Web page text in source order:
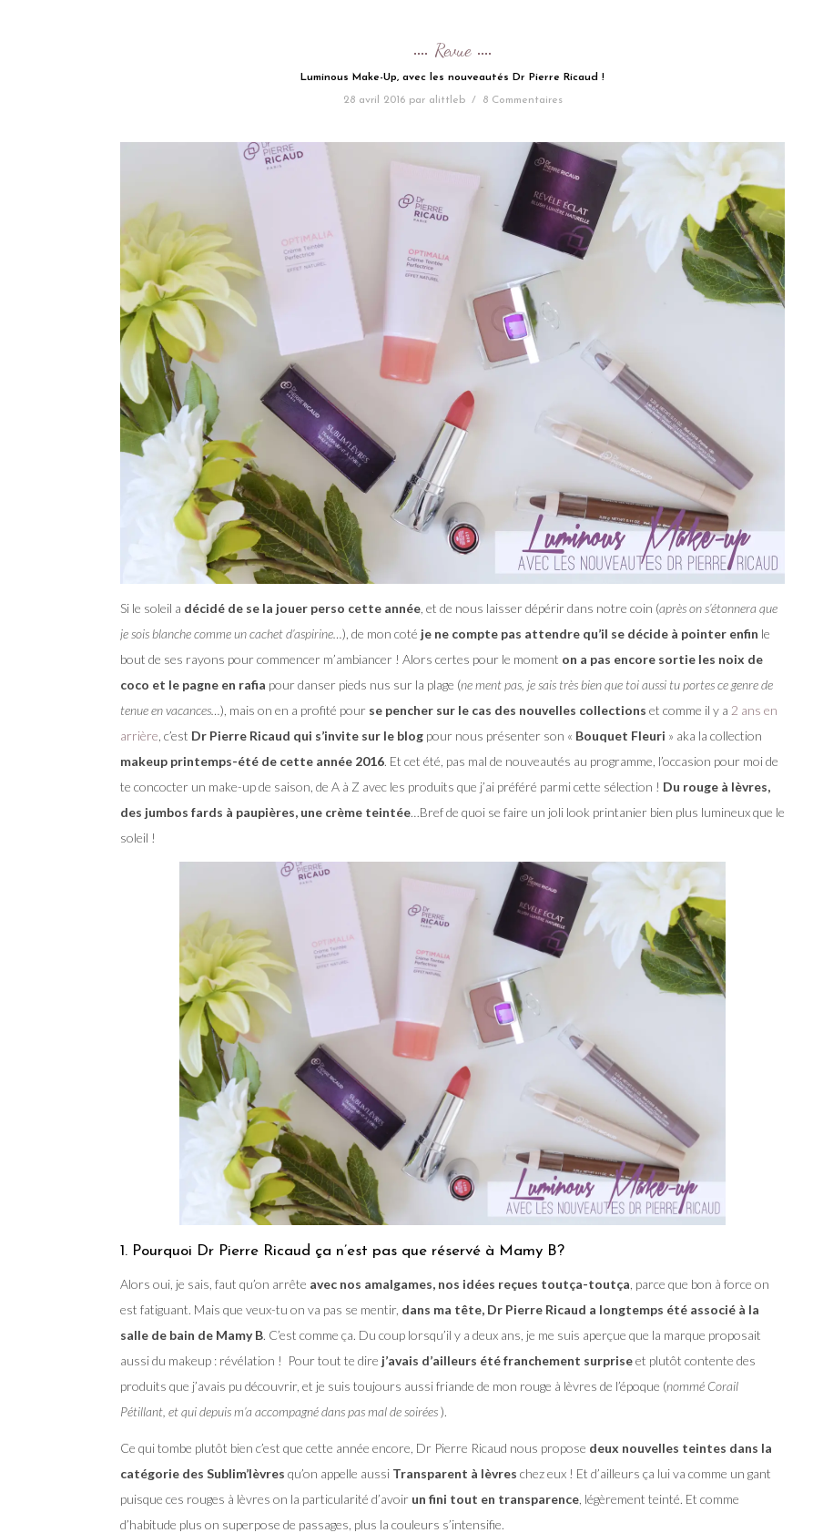
Revue
Luminous Make-Up, avec les nouveautés Dr Pierre Ricaud !
28 avril 2016 par alittleb / 8 Commentaires
Si le soleil a décidé de se la jouer perso cette année , et de nous laisser dépérir dans notre coin (après on s’étonnera que
je sois blanche comme un cachet d’aspirine…), de mon coté je ne compte pas attendre qu’il se décide à pointer enfin le
bout de ses rayons pour commencer m’ambiancer ! Alors certes pour le moment on a pas encore sortie les noix de
coco et le pagne en rafia pour danser pieds nus sur la plage (ne ment pas, je sais très bien que toi aussi tu portes ce genre de
tenue en vacances…), mais on en a profité pour se pencher sur le cas des nouvelles collections et comme il y a 2 ans en
arrière , c’est Dr Pierre Ricaud qui s’invite sur le blog pour nous présenter son « Bouquet Fleuri » aka la collection
makeup printemps-été de cette année 2016. Et cet été, pas mal de nouveautés au programme, l’occasion pour moi de
te concocter un make-up de saison, de A à Z avec les produits que j’ai préféré parmi cette sélection ! Du rouge à lèvres,
des jumbos fards à paupières, une crème teintée…Bref de quoi se faire un joli look printanier bien plus lumineux que le
soleil !
1. Pourquoi Dr Pierre Ricaud ça n’est pas que réservé à Mamy B?
Alors oui, je sais, faut qu’on arrête avec nos amalgames, nos idées reçues toutça-toutça , parce que bon à force on
est fatiguant. Mais que veux-tu on va pas se mentir, dans ma tête, Dr Pierre Ricaud a longtemps été associé à la
salle de bain de Mamy B. C’est comme ça. Du coup lorsqu’il y a deux ans, je me suis aperçue que la marque proposait
aussi du makeup : révélation ! Pour tout te dire j’avais d’ailleurs été franchement surpriseet plutôt contente des
produits que j’avais pu découvrir, et je suis toujours aussi friande de mon rouge à lèvres de l’époque (nommé Corail
Pétillant, et qui depuis m’a accompagné dans pas mal de soirées).
Ce qui tombe plutôt bien c’est que cette année encore, Dr Pierre Ricaud nous propose deux nouvelles teintes dans la
catégorie des Sublim’lèvres qu’on appelle aussi Transparent à lèvres chez eux ! Et d’ailleurs ça lui va comme un gant
puisque ces rouges à lèvres on la particularité d’avoir un fini tout en transparence , légèrement teinté. Et comme
d’habitude plus on superpose de passages, plus la couleurs s’intensifie.